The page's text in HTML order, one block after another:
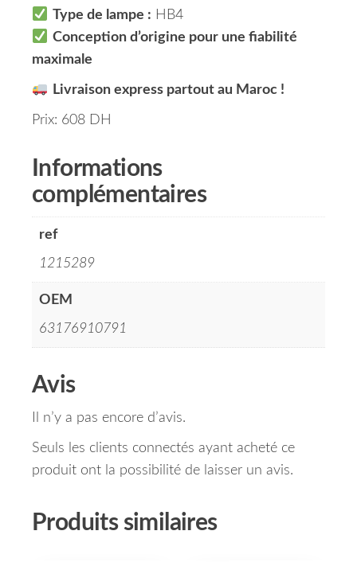
Type de lampe : HB4
Conception d’origine pour une fiabilité
maximale
Livraison express partout au Maroc !
Prix: 608 DH
Informations
complémentaires
ref
1215289
OEM
63176910791
Avis
Il n’y a pas encore d’avis.
Seuls les clients connectés ayant acheté ce
produit ont la possibilité de laisser un avis.
Produits similaires